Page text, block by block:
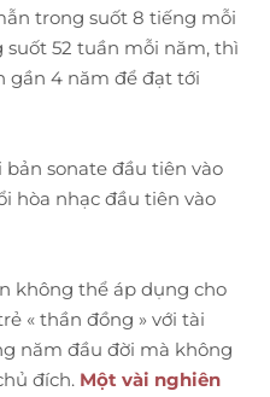
trong suốt 8 tiếng mỗi
suốt 52 tuần mỗi năm, thì
gần 4 năm để đạt tới
sonate đầu tiên vào
hòa nhạc đầu tiên vào
không thể áp dụng cho
« thần đồng » với tài
năm đầu đời mà không
đích. Một vài nghiên